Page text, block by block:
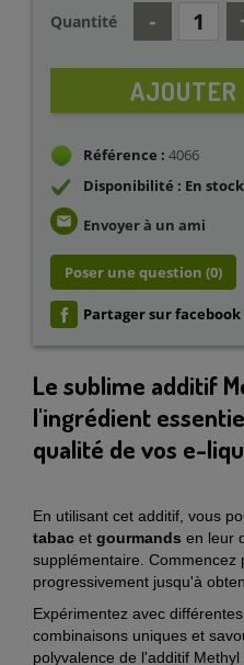
Quantité
AJOUTER
Référence : 4066
Disponibilité : En stock
email Envoyer à un ami
Poser une question (0)
Partager sur facebook
Le sublime additif
l'ingrédient
qualité de vos e-
En utilisant cet additif, vous
tabac et gourmands en leur
supplémentaire. Commencez
progressivement jusqu'à
Expérimentez avec
combinaisons uniques et
polyvalence de l'additif